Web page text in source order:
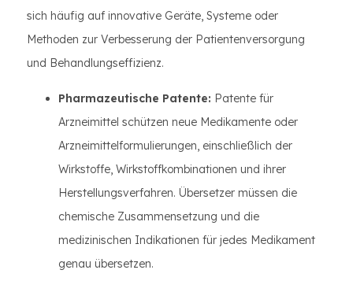
sich häufig auf innovative Geräte, Systeme oder
Methoden zur Verbesserung der Patientenversorgung
und Behandlungseffizienz.
Pharmazeutische Patente: Patente für
Arzneimittel schützen neue Medikamente oder
Arzneimittelformulierungen, einschließlich der
Wirkstoffe, Wirkstoffkombinationen und ihrer
Herstellungsverfahren. Übersetzer müssen die
chemische Zusammensetzung und die
medizinischen Indikationen für jedes Medikament
genau übersetzen.